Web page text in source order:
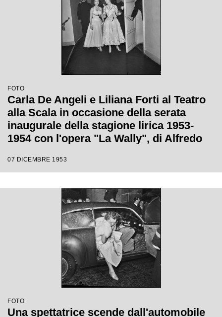
FOTO
Carla De Angeli e Liliana Forti al Teatro
alla Scala in occasione della serata
inaugurale della stagione lirica 1953-
1954 con l'opera "La Wally", di Alfredo
con la regia di Tatiana Pavlova
07 DICEMBRE 1953
FOTO
Una spettatrice scende dall'automobile